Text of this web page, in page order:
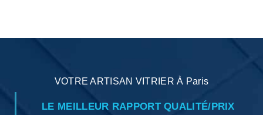
VOTRE ARTISAN VITRIER À Paris
LE MEILLEUR RAPPORT QUALITÉ/PRIX